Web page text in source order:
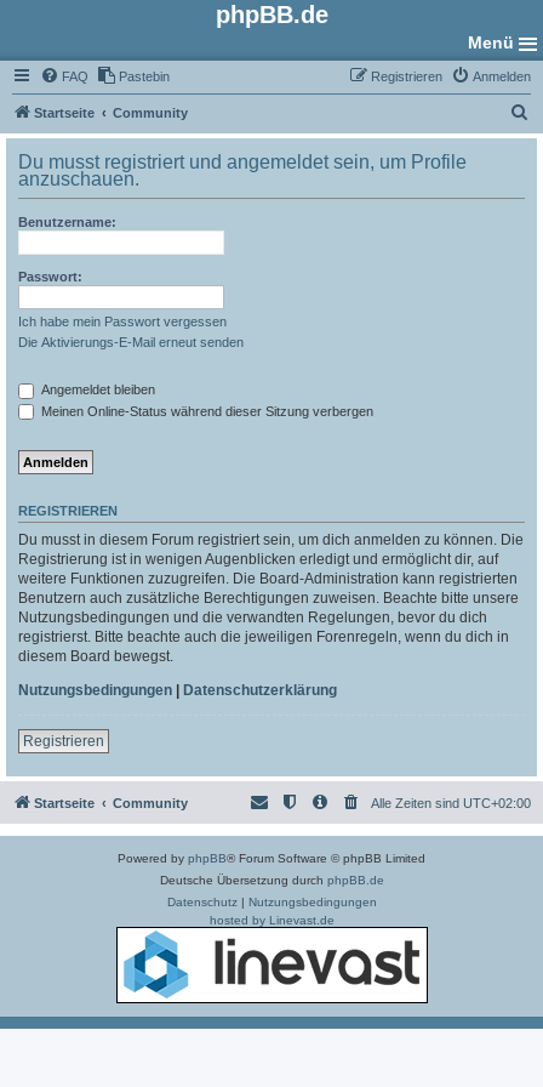
phpBB.de
Menü
FAQ Pastebin Anmelden
Registrieren
Startseite Community
u
Du musst registriert und angemeldet sein, um Profile
anzuschauen.
Benutzername:
Passwort:
Ich habe mein Passwort vergessen
Die Aktivierungs-E-Mail erneut senden
Angemeldet bleiben
Meinen Online-Status während dieser Sitzung verbergen
REGISTRIEREN
Du musst in diesem Forum registriert sein, um dich anmelden zu können. Die
Registrierung ist in wenigen Augenblicken erledigt und ermöglicht dir, auf
weitere Funktionen zuzugreifen. Die Board-Administration kann registrierten
Benutzern auch zusätzliche Berechtigungen zuweisen. Beachte bitte unsere
Nutzungsbedingungen und die verwandten Regelungen, bevor du dich
registrierst. Bitte beachte auch die jeweiligen Forenregeln, wenn du dich in
diesem Board bewegst.
Nutzungsbedingungen | Datenschutzerklärung
Registrieren
Startseite Community Alle Zeiten sind UTC+02:00
Powered by phpBB® Forum Software © phpBB Limited
Deutsche Übersetzung durch phpBB.de
Datenschutz| Nutzungsbedingungen
hosted by Linevast.de